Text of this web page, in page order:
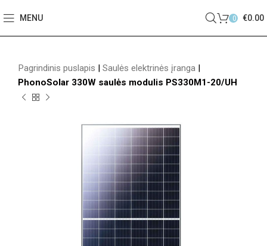
MENU 0 €0.00
Pagrindinis puslapis | Saulės elektrinės įranga |
PhonoSolar 330W saulės modulis PS330M1-20/UH